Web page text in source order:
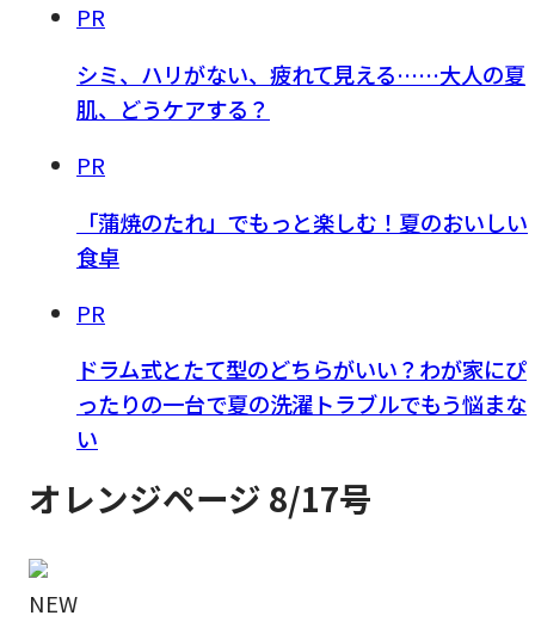
PR
シミ、ハリがない、疲れて見える……大人の夏
肌、どうケアする？
PR
「蒲焼のたれ」でもっと楽しむ！夏のおいしい
食卓
PR
ドラム式とたて型のどちらがいい？わが家にぴ
ったりの一台で夏の洗濯トラブルでもう悩まな
い
オレンジページ 8/17号
NEW